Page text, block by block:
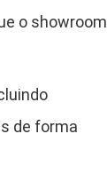
o showroom
de forma